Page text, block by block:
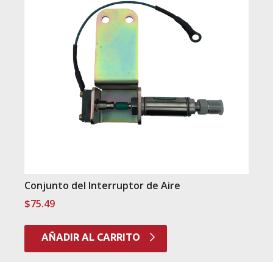
Conjunto del Interruptor de Aire
$75.49
AÑADIR AL CARRITO